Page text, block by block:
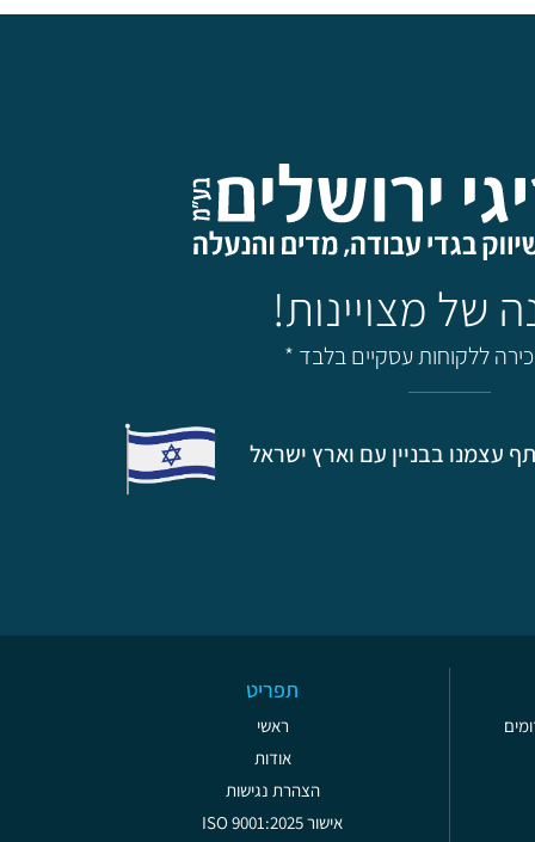
ללקוחות עסקיים בלבד *
עצמנו בבניין עם וארץ ישראל
תפריט
ראשי
אודות
הצהרת נגישות
אישור ISO 9001:2025